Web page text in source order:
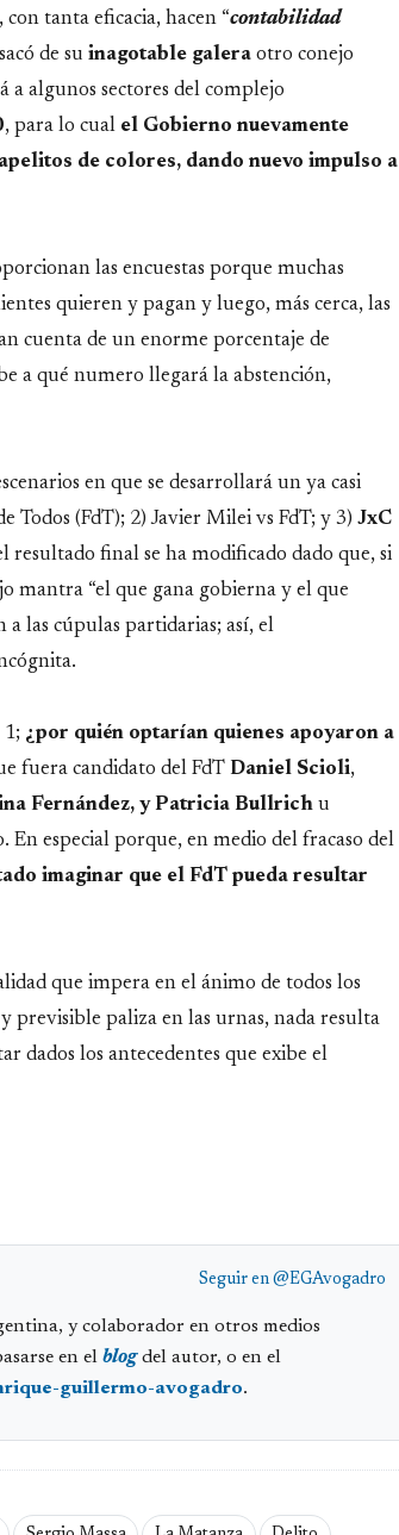
tanta eficacia, hacen “contabilidad
de su inagotable galera otro conejo
a algunos sectores del complejo
, para lo cual el Gobierno nuevamente
de colores, dando nuevo impulso a
las encuestas porque muchas
quieren y pagan y luego, más cerca, las
cuenta de un enorme porcentaje de
a qué numero llegará la abstención,
en que se desarrollará un ya casi
Todos (FdT); 2) Javier Milei vs FdT; y 3) JxC
resultado final se ha modificado dado que, si
mantra “el que gana gobierna y el que
a las cúpulas partidarias; así, el
1; ¿por quién optarían quienes apoyaron a
fuera candidato del FdT Daniel Scioli,
Fernández, y Patricia Bullrich u
En especial porque, en medio del fracaso del
imaginar que el FdT pueda resultar
que impera en el ánimo de todos los
previsible paliza en las urnas, nada resulta
dados los antecedentes que exibe el
Seguir en @EGAvogadro
y colaborador en otros medios
en el blogdel autor, o en el
guillermo-avogadro.